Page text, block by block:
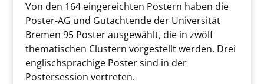
Von den 164 eingereichten Postern haben die
Poster-AG und Gutachtende der Universität
Bremen 95 Poster ausgewählt, die in zwölf
thematischen Clustern vorgestellt werden. Drei
englischsprachige Poster sind in der
Postersession vertreten.